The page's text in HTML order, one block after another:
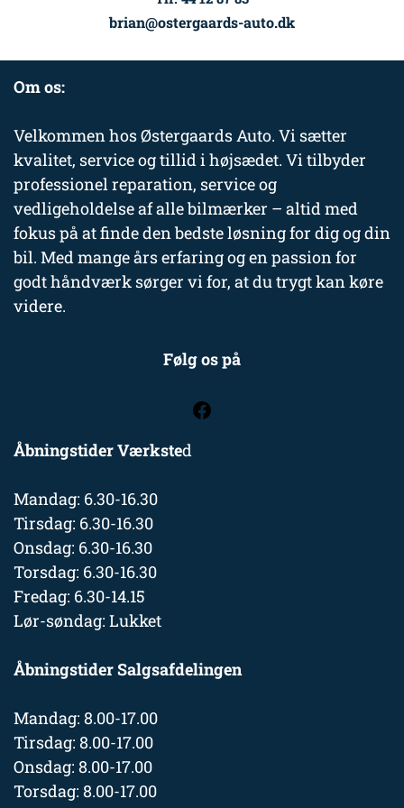
brian@ostergaards-auto.dk
Om os:
Velkommen hos Østergaards Auto. Vi sætter
kvalitet, service og tillid i højsædet. Vi tilbyder
professionel reparation, service og
vedligeholdelse af alle bilmærker – altid med
fokus på at finde den bedste løsning for dig og din
bil. Med mange års erfaring og en passion for
godt håndværk sørger vi for, at du trygt kan køre
videre.
Følg os på
Åbningstider Værksted
Mandag: 6.30-16.30
Tirsdag: 6.30-16.30
Onsdag: 6.30-16.30
Torsdag: 6.30-16.30
Fredag: 6.30-14.15
Lør-søndag: Lukket
Åbningstider Salgsafdelingen
Mandag: 8.00-17.00
Tirsdag: 8.00-17.00
Onsdag: 8.00-17.00
Torsdag: 8.00-17.00